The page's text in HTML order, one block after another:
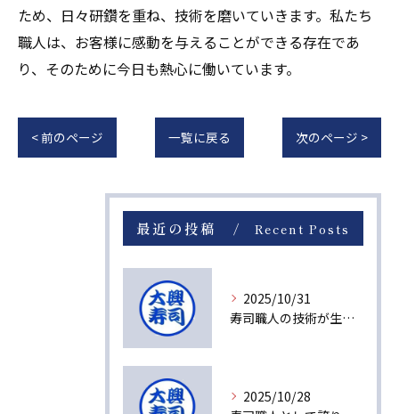
ため、日々研鑽を重ね、技術を磨いていきます。私たち
職人は、お客様に感動を与えることができる存在であ
り、そのために今日も熱心に働いています。
< 前のページ 一覧に戻る 次のページ >
最近の投稿 Recent Posts
2025/10/31
寿司職人の技術が生み出す感動の瞬間
2025/10/28